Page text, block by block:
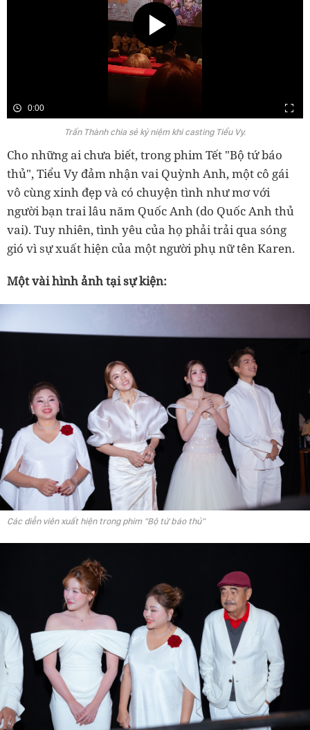
0:00
Trấn Thành chia sẻ kỷ niệm khi casting Tiểu Vy.
Cho những ai chưa biết, trong phim Tết "Bộ tứ báo
thủ", Tiểu Vy đảm nhận vai Quỳnh Anh, một cô gái
vô cùng xinh đẹp và có chuyện tình như mơ với
người bạn trai lâu năm Quốc Anh (do Quốc Anh thủ
vai). Tuy nhiên, tình yêu của họ phải trải qua sóng
gió vì sự xuất hiện của một người phụ nữ tên Karen.
Một vài hình ảnh tại sự kiện:
Các diễn viên xuất hiện trong phim "Bộ tứ báo thủ"